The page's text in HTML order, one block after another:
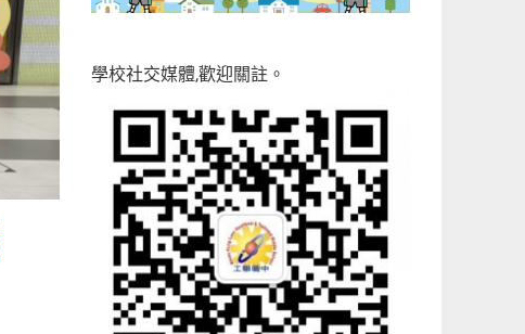
學校社交媒體,歡迎關註。